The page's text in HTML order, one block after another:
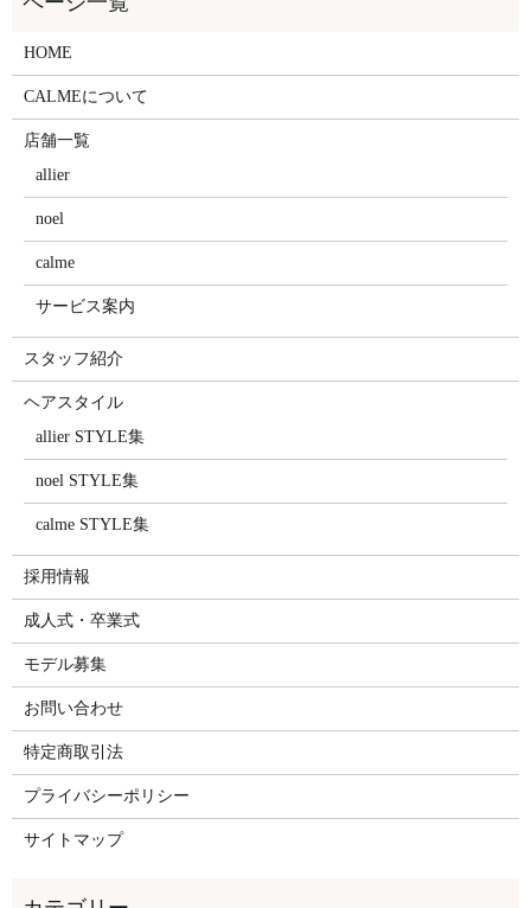
HOME
CALMEについて
店舗一覧
allier
noel
calme
サービス案内
スタッフ紹介
ヘアスタイル
allier STYLE集
noel STYLE集
calme STYLE集
採用情報
成人式・卒業式
モデル募集
お問い合わせ
特定商取引法
プライバシーポリシー
サイトマップ